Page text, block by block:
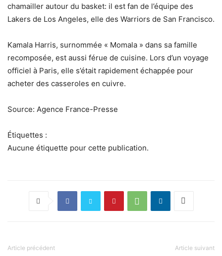
chamailler autour du basket: il est fan de l’équipe des
Lakers de Los Angeles, elle des Warriors de San Francisco.
Kamala Harris, surnommée « Momala » dans sa famille
recomposée, est aussi férue de cuisine. Lors d’un voyage
officiel à Paris, elle s’était rapidement échappée pour
acheter des casseroles en cuivre.
Source: Agence France-Presse
Étiquettes :
Aucune étiquette pour cette publication.
Article précédent Article suivant